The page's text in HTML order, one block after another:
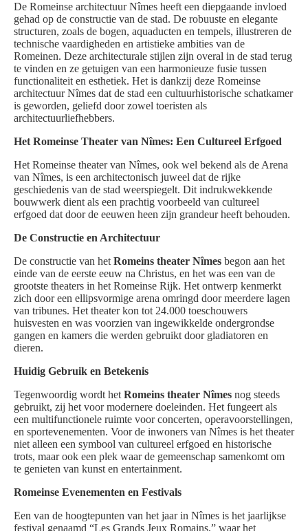
De Romeinse architectuur Nîmes heeft een diepgaande invloed
gehad op de constructie van de stad. De robuuste en elegante
structuren, zoals de bogen, aquaducten en tempels, illustreren de
technische vaardigheden en artistieke ambities van de
Romeinen. Deze architecturale stijlen zijn overal in de stad terug
te vinden en ze getuigen van een harmonieuze fusie tussen
functionaliteit en esthetiek. Het is dankzij deze Romeinse
architectuur Nîmes dat de stad een cultuurhistorische schatkamer
is geworden, geliefd door zowel toeristen als
architectuurliefhebbers.
Het Romeinse Theater van Nîmes: Een Cultureel Erfgoed
Het Romeinse theater van Nîmes, ook wel bekend als de Arena
van Nîmes, is een architectonisch juweel dat de rijke
geschiedenis van de stad weerspiegelt. Dit indrukwekkende
bouwwerk dient als een prachtig voorbeeld van cultureel
erfgoed dat door de eeuwen heen zijn grandeur heeft behouden.
De Constructie en Architectuur
De constructie van het Romeins theater Nîmes begon aan het
einde van de eerste eeuw na Christus, en het was een van de
grootste theaters in het Romeinse Rijk. Het ontwerp kenmerkt
zich door een ellipsvormige arena omringd door meerdere lagen
van tribunes. Het theater kon tot 24.000 toeschouwers
huisvesten en was voorzien van ingewikkelde ondergrondse
gangen en kamers die werden gebruikt door gladiatoren en
dieren.
Huidig Gebruik en Betekenis
Tegenwoordig wordt het Romeins theater Nîmes nog steeds
gebruikt, zij het voor modernere doeleinden. Het fungeert als
een multifunctionele ruimte voor concerten, operavoorstellingen,
en sportevenementen. Voor de inwoners van Nîmes is het theater
niet alleen een symbool van cultureel erfgoed en historische
trots, maar ook een plek waar de gemeenschap samenkomt om
te genieten van kunst en entertainment.
Romeinse Evenementen en Festivals
Een van de hoogtepunten van het jaar in Nîmes is het jaarlijkse
festival genaamd “Les Grands Jeux Romains,” waar het